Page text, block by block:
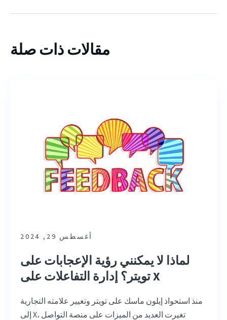
مقالات ذات صلة
أغسطس 29, 2024
لماذا لا يمكنني رؤية الإعجابات على
تويتر؟ إدارة التفاعلات على X
منذ استحواذ إيلون ماسك على تويتر وتغيير علامته التجارية
إلى X، تغيرت العديد من الميزات على منصة التواصل